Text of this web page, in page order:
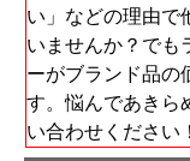
い」などの理由で
いませんか？でも
ーがブランド品の
す。悩んであきら
い合わせください！